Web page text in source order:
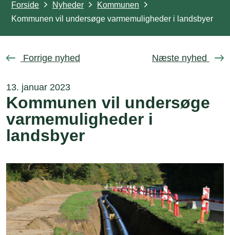
Forside Nyheder
Kommunen
Kommunen vil undersøge varmemuligheder i landsbyer
Forrige nyhed Næste nyhed
13. januar 2023
Kommunen vil undersøge
varmemuligheder i
landsbyer